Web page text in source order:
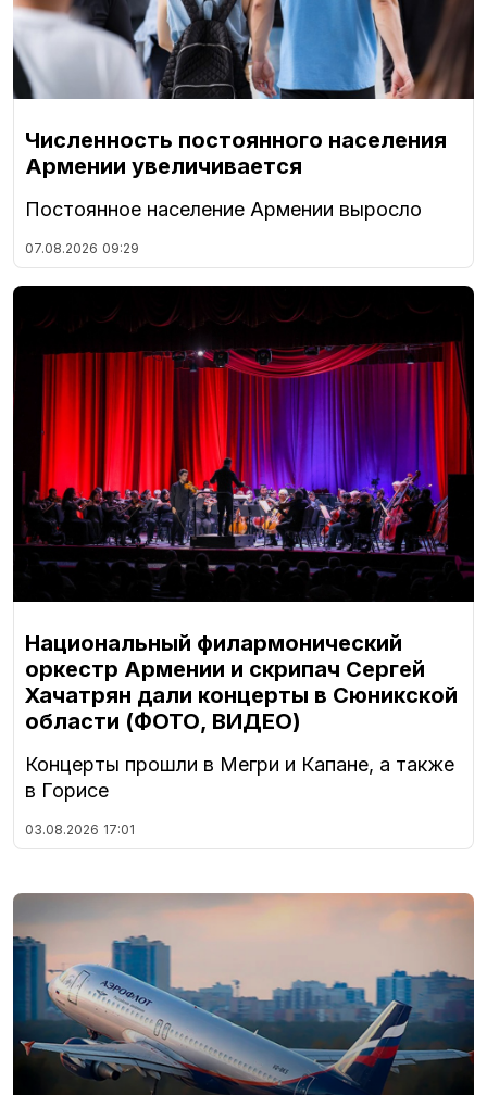
Численность постоянного населения
Армении увеличивается
Постоянное население Армении выросло
07.08.2026 09:29
Национальный филармонический
оркестр Армении и скрипач Сергей
Хачатрян дали концерты в Сюникской
области (ФОТО, ВИДЕО)
Концерты прошли в Мегри и Капане, а также
в Горисе
03.08.2026 17:01